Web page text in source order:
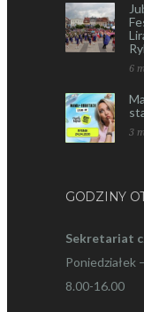
6
3
GODZINY
Sekretariat
Poniedziałek
8.00-16.00